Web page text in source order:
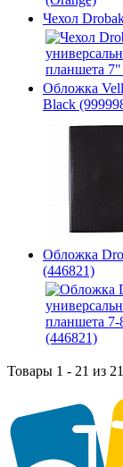
Чехол
Обложка
Black
Обложка
(446821)
Товары 1 - 21 из 21